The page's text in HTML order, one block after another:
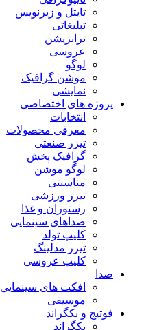
تایتل و زیرنویس
تبلیغاتی
ترانزیشن
عروسی
لوگو
موشن گرافیک
نمایشی
پروژه های اختصاصی
انتخابات
معرفی محصولات
تیزر صنعتی
گرافیک پخش
لوگو موشن
مناسبتی
تیزر ورزشی
رستوران و غذا
صداهای سینمایی
کلیپ تولد
تیزر مدلینگ
کلیپ عروسی
صدا
افکت های سینمایی
موسیقی
فوتیج و بکگراند
بکگراند